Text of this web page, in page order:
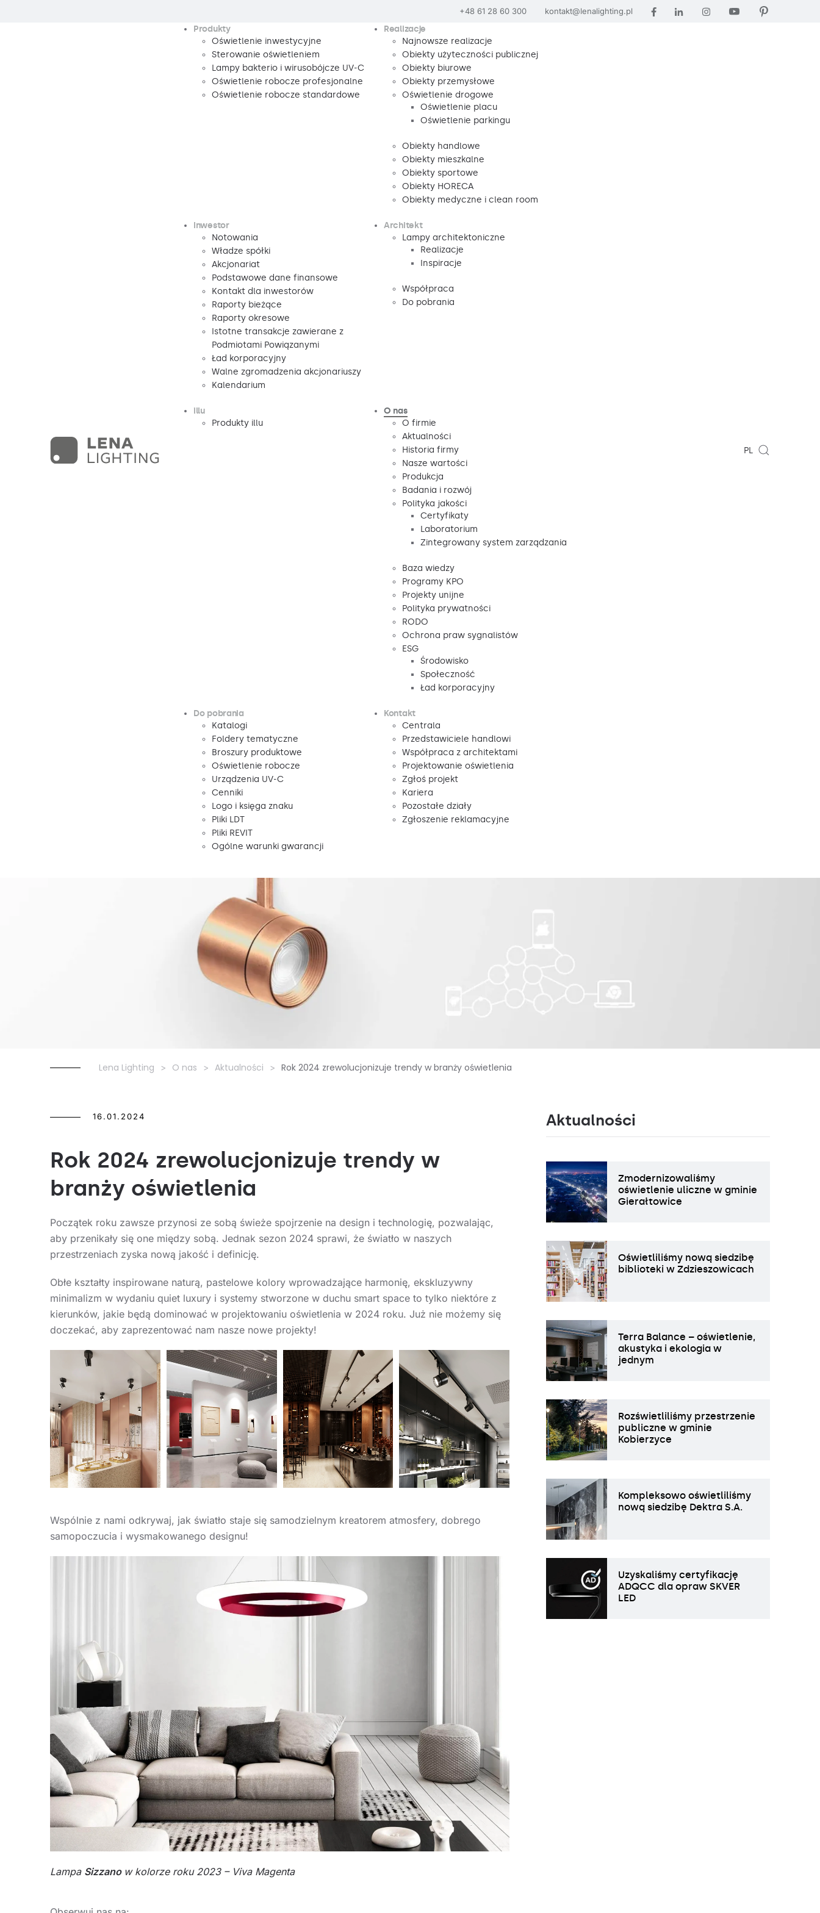
+48 61 28 60 300 kontakt@lenalighting.pl
Produkty
Oświetlenie inwestycyjne
Sterowanie oświetleniem
Lampy bakterio i wirusobójcze UV-C
Oświetlenie robocze profesjonalne
Oświetlenie robocze standardowe
Realizacje
Najnowsze realizacje
Obiekty użyteczności publicznej
Obiekty biurowe
Obiekty przemysłowe
Oświetlenie drogowe
Oświetlenie placu
Oświetlenie parkingu
Obiekty handlowe
Obiekty mieszkalne
Obiekty sportowe
Obiekty HORECA
Obiekty medyczne i clean room
Inwestor
Notowania
Władze spółki
Akcjonariat
Podstawowe dane finansowe
Kontakt dla inwestorów
Raporty bieżące
Raporty okresowe
Istotne transakcje zawierane z
Podmiotami Powiązanymi
Ład korporacyjny
Walne zgromadzenia akcjonariuszy
Kalendarium
Architekt
Lampy architektoniczne
Realizacje
Inspiracje
Współpraca
Do pobrania
illu
Produkty illu
O nas
O firmie
Aktualności
Historia firmy
Nasze wartości
Produkcja
Badania i rozwój
Polityka jakości
Certyfikaty
Laboratorium
Zintegrowany system zarządzania
Baza wiedzy
Programy KPO
Projekty unijne
Polityka prywatności
RODO
Ochrona praw sygnalistów
ESG
Środowisko
Społeczność
Ład korporacyjny
Do pobrania
Katalogi
Foldery tematyczne
Broszury produktowe
Oświetlenie robocze
Urządzenia UV-C
Cenniki
Logo i księga znaku
Pliki LDT
Pliki REVIT
Ogólne warunki gwarancji
Kontakt
Centrala
Przedstawiciele handlowi
Współpraca z architektami
Projektowanie oświetlenia
Zgłoś projekt
Kariera
Pozostałe działy
Zgłoszenie reklamacyjne
PL
Lena Lighting O nas Aktualności Rok 2024 zrewolucjonizuje trendy w branży oświetlenia
16.01.2024
Rok 2024 zrewolucjonizuje trendy w
branży oświetlenia
Początek roku zawsze przynosi ze sobą świeże spojrzenie na design i technologię, pozwalając,
aby przenikały się one między sobą. Jednak sezon 2024 sprawi, że światło w naszych
przestrzeniach zyska nową jakość i definicję.
Obłe kształty inspirowane naturą, pastelowe kolory wprowadzające harmonię, ekskluzywny
minimalizm w wydaniu quiet luxury i systemy stworzone w duchu smart space to tylko niektóre z
kierunków, jakie będą dominować w projektowaniu oświetlenia w 2024 roku. Już nie możemy się
doczekać, aby zaprezentować nam nasze nowe projekty!
Wspólnie z nami odkrywaj, jak światło staje się samodzielnym kreatorem atmosfery, dobrego
samopoczucia i wysmakowanego designu!
Lampa Sizzano w kolorze roku 2023 – Viva Magenta
Aktualności
Zmodernizowaliśmy
oświetlenie uliczne w gminie
Gierałtowice
Oświetliliśmy nową siedzibę
biblioteki w Zdzieszowicach
Terra Balance – oświetlenie,
akustyka i ekologia w
jednym
Rozświetliliśmy przestrzenie
publiczne w gminie
Kobierzyce
Kompleksowo oświetliliśmy
nową siedzibę Dektra S.A.
Uzyskaliśmy certyfikację
ADQCC dla opraw SKVER
LED